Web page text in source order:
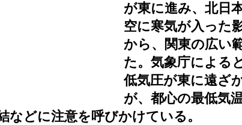
が東に進み、北日
空に寒気が入った
から、関東の広い
た。気象庁による
低気圧が東に遠ざ
が、都心の最低気
などに注意を呼びかけている。